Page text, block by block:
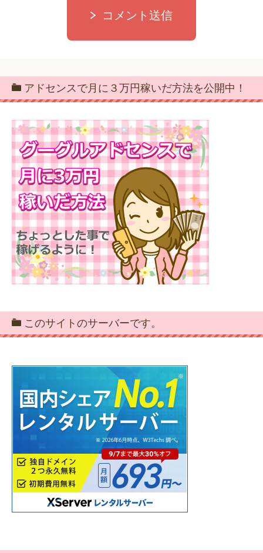
コメント送信
アドセンスで月に３万円稼いだ方法を公開中！
このサイトのサーバーです。